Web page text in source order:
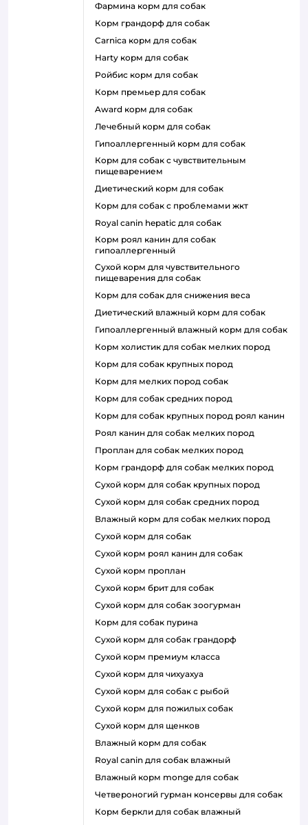
фармина корм для собак
корм грандорф для собак
carnica корм для собак
harty корм для собак
ройбис корм для собак
корм премьер для собак
award корм для собак
лечебный корм для собак
гипоаллергенный корм для собак
корм для собак с чувствительным
пищеварением
диетический корм для собак
корм для собак с проблемами жкт
royal canin hepatic для собак
корм роял канин для собак
гипоаллергенный
сухой корм для чувствительного
пищеварения для собак
корм для собак для снижения веса
диетический влажный корм для собак
гипоаллергенный влажный корм для собак
корм холистик для собак мелких пород
корм для собак крупных пород
корм для мелких пород собак
корм для собак средних пород
корм для собак крупных пород роял канин
роял канин для собак мелких пород
проплан для собак мелких пород
корм грандорф для собак мелких пород
сухой корм для собак крупных пород
сухой корм для собак средних пород
влажный корм для собак мелких пород
сухой корм для собак
сухой корм роял канин для собак
сухой корм проплан
сухой корм брит для собак
сухой корм для собак зоогурман
корм для собак пурина
сухой корм для собак грандорф
сухой корм премиум класса
сухой корм для чихуахуа
сухой корм для собак с рыбой
сухой корм для пожилых собак
сухой корм для щенков
влажный корм для собак
royal canin для собак влажный
влажный корм monge для собак
четвероногий гурман консервы для собак
корм беркли для собак влажный